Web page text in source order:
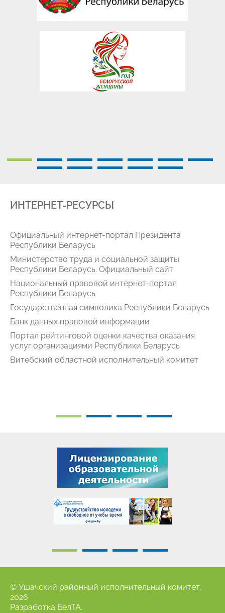
ИНТЕРНЕТ-РЕСУРСЫ
Официальный интернет-портал Президента
Республики Беларусь
Министерство труда и социальной защиты
Республики Беларусь. Официальный сайт
Национальный правовой интернет-портал
Республики Беларусь
Государственная символика Республики Беларусь
Банк данных правовой информации
Портал рейтинговой оценки качества оказания
услуг организациями Республики Беларусь
Витебский областной исполнительный комитет
© Ушачский районный исполнительный комитет,
2026
Разработка БелТА.